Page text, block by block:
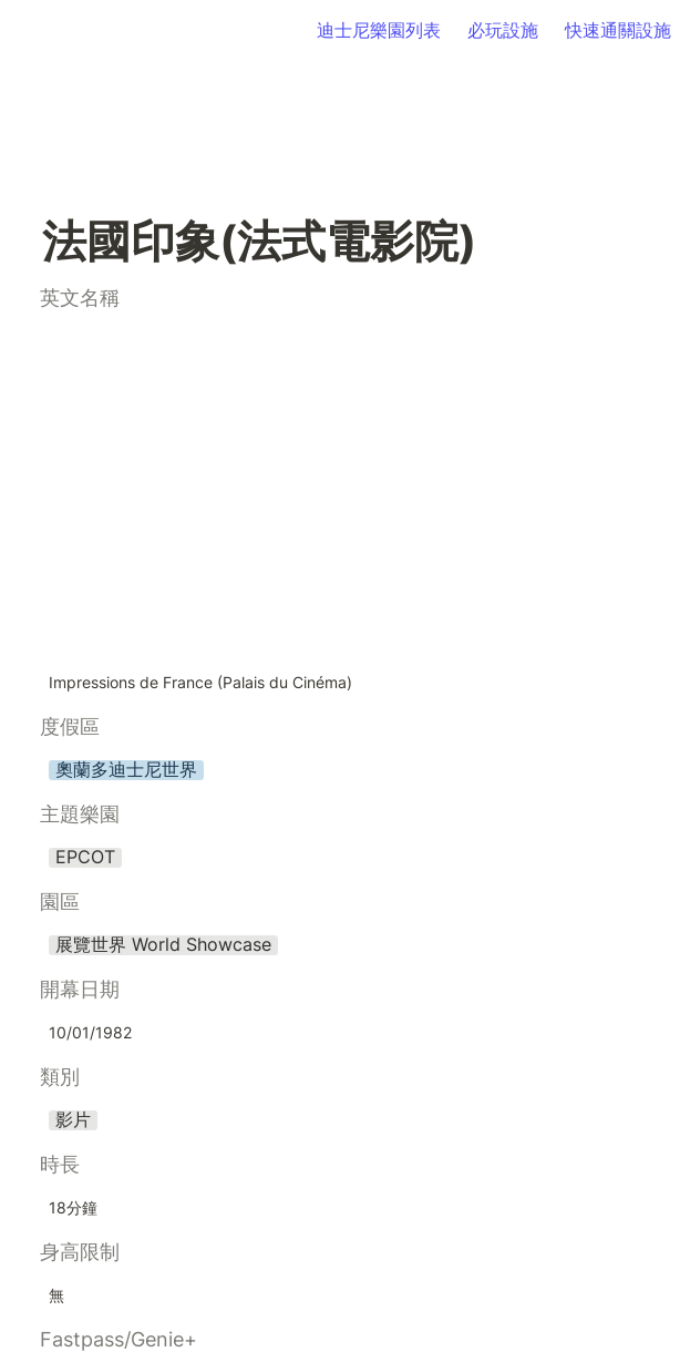
迪士尼樂園列表 必玩設施 快速通關設施
法國印象(法式電影院)
英文名稱
Impressions de France (Palais du Cinéma)
度假區
奧蘭多迪士尼世界
主題樂園
EPCOT
園區
展覽世界 World Showcase
開幕日期
10/01/1982
類別
影片
時長
18分鐘
身高限制
無
Fastpass/Genie+